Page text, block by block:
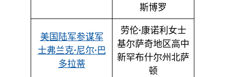
斯博罗
美国陆军参谋军
士弗兰克·尼尔·巴
多拉蒂
劳伦·康诺利女士
基尔萨奇地区高中
新罕布什尔州北萨
顿